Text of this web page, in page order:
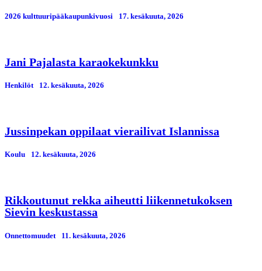
2026 kulttuuripääkaupunkivuosi 17. kesäkuuta, 2026
Jani Pajalasta karaokekunkku
Henkilöt 12. kesäkuuta, 2026
Jussinpekan oppilaat vierailivat Islannissa
Koulu 12. kesäkuuta, 2026
Rikkoutunut rekka aiheutti liikennetukoksen
Sievin keskustassa
Onnettomuudet 11. kesäkuuta, 2026